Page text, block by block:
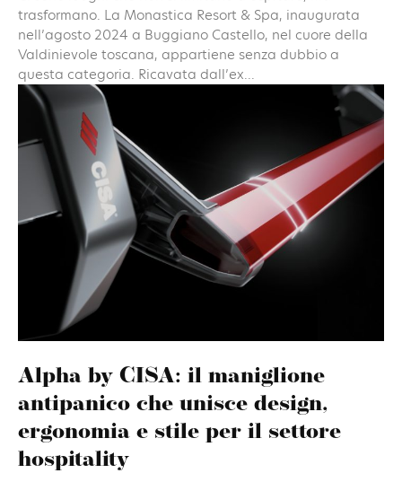
trasformano. La Monastica Resort & Spa, inaugurata
nell’agosto 2024 a Buggiano Castello, nel cuore della
Valdinievole toscana, appartiene senza dubbio a
questa categoria. Ricavata dall’ex...
Alpha by CISA: il maniglione
antipanico che unisce design,
ergonomia e stile per il settore
hospitality